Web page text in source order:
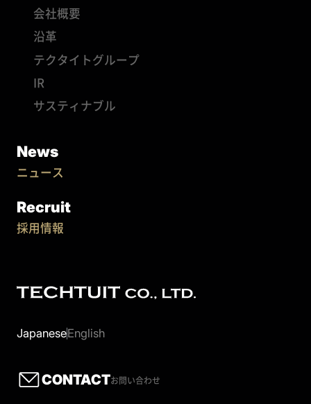
JapaneseEnglish
CONTACTお問い合わせ
会社概要
沿革
テクタイトグループ
IR
サスティナブル
News
ニュース
Recruit
採用情報